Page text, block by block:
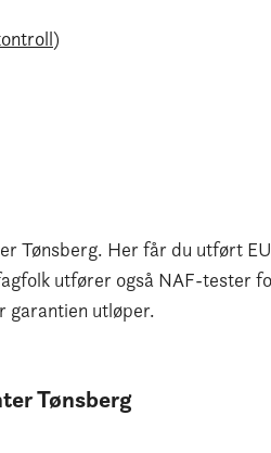
Tønsberg. Her får du utført
utfører også NAF-tester
garantien utløper.
Tønsberg